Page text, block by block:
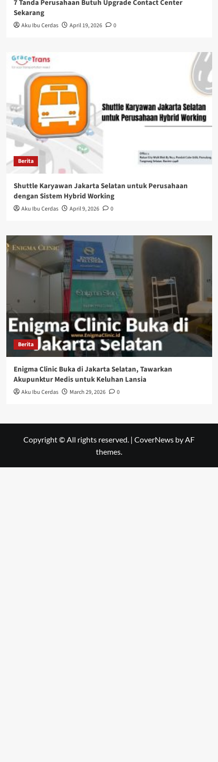
7 Tanda Perusahaan Butuh Upgrade Contact Center
Sekarang
Aku Ibu Cerdas April 19, 2026 0
Berita
Shuttle Karyawan Jakarta Selatan untuk Perusahaan
dengan Sistem Hybrid Working
Aku Ibu Cerdas April 9, 2026 0
Berita
Enigma Clinic Buka di Jakarta Selatan, Tawarkan
Akupunktur Medis untuk Keluhan Lansia
Aku Ibu Cerdas March 29, 2026 0
Copyright © All rights reserved. | CoverNews by AF
themes.